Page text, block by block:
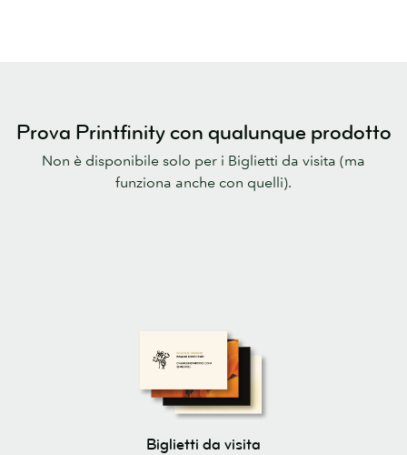
Prova Printfinity con qualunque prodotto
Non è disponibile solo per i Biglietti da visita (ma
funziona anche con quelli).
Biglietti da visita